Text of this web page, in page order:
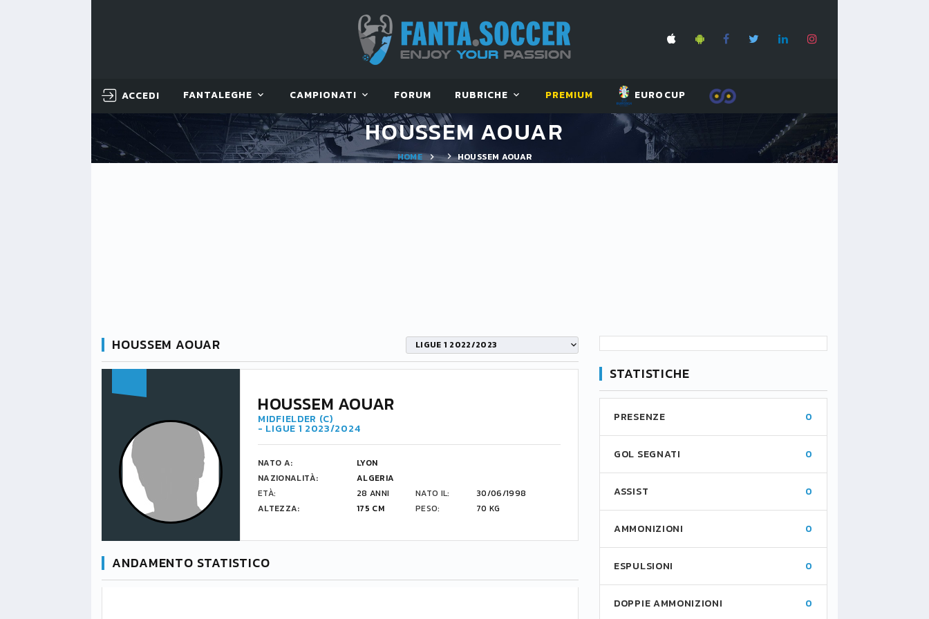
ACCEDI FANTALEGHE CAMPIONATI FORUM RUBRICHE PREMIUM EUROCUP
HOUSSEM AOUAR
HOME HOUSSEM AOUAR
HOUSSEM AOUAR LIGUE 1 2022/2023
HOUSSEM AOUAR
MIDFIELDER (C)
- LIGUE 1 2023/2024
NATO A:
LYON
NAZIONALITÀ:
ALGERIA
ETÀ:
28 ANNI NATO IL:
30/06/1998
ALTEZZA:
175 CM PESO: 70 KG
ANDAMENTO STATISTICO
STATISTICHE
PRESENZE 0
GOL SEGNATI 0
ASSIST 0
AMMONIZIONI 0
ESPULSIONI 0
DOPPIE AMMONIZIONI 0